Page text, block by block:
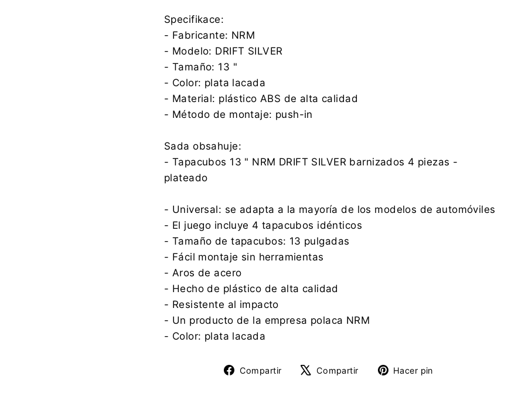
Specifikace:
- Fabricante: NRM
- Modelo: DRIFT SILVER
- Tamaño: 13 "
- Color: plata lacada
- Material: plástico ABS de alta calidad
- Método de montaje: push-in
Sada obsahuje:
- Tapacubos 13 " NRM DRIFT SILVER barnizados 4 piezas -
plateado
- Universal: se adapta a la mayoría de los modelos de automóviles
- El juego incluye 4 tapacubos idénticos
- Tamaño de tapacubos: 13 pulgadas
- Fácil montaje sin herramientas
- Aros de acero
- Hecho de plástico de alta calidad
- Resistente al impacto
- Un producto de la empresa polaca NRM
- Color: plata lacada
Compartir
Compartir
Compartir
TuitearHacer pin